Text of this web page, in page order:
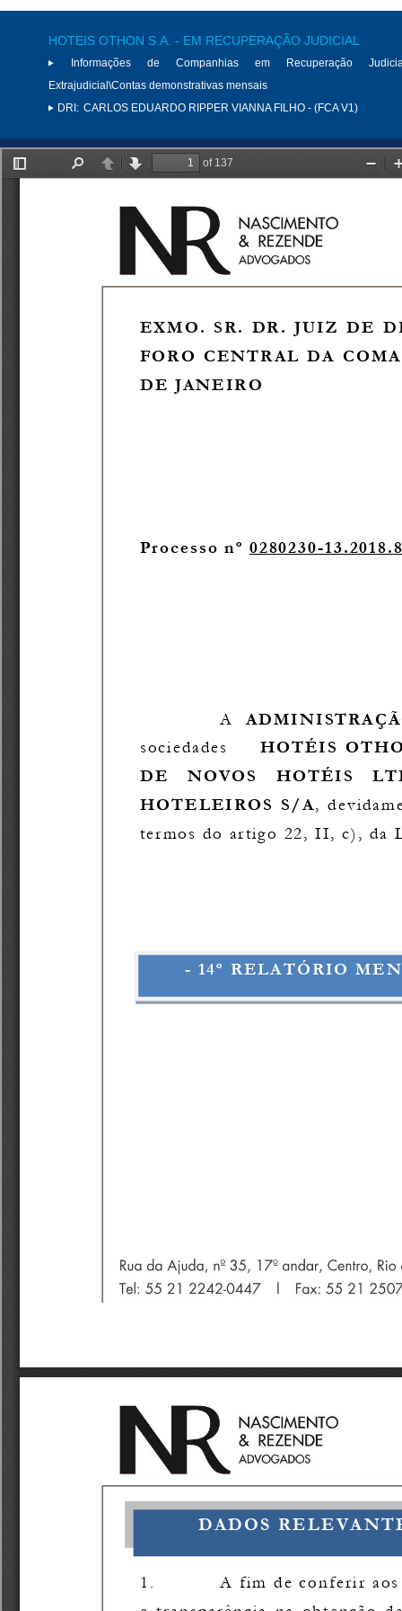
HOTEIS OTHON S.A. - EM RECUPERAÇÃO JUDICIAL
Informações de Companhias em Recuperação
Extrajudicial\Contas demonstrativas mensais
DRI: CARLOS EDUARDO RIPPER VIANNA FILHO - (FCA V1)